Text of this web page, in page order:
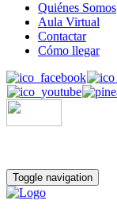
Quiénes Somos
Aula Virtual
Contactar
Cómo llegar
Toggle navigation